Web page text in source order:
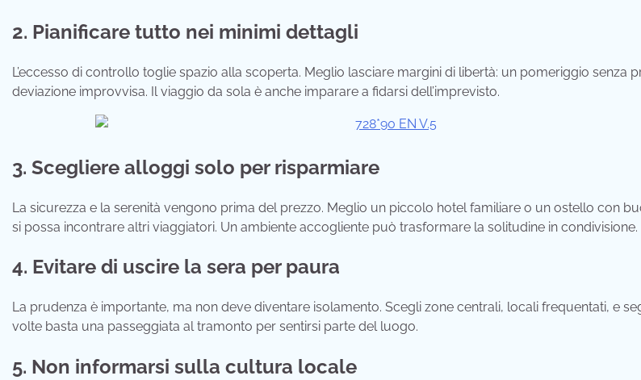
2. Pianificare tutto nei minimi dettagli
L’eccesso di controllo toglie spazio alla scoperta. Meglio lasciare margini di libertà: un pomeriggio senza
deviazione improvvisa. Il viaggio da sola è anche imparare a fidarsi dell’imprevisto.
3. Scegliere alloggi solo per risparmiare
La sicurezza e la serenità vengono prima del prezzo. Meglio un piccolo hotel familiare o un ostello con
si possa incontrare altri viaggiatori. Un ambiente accogliente può trasformare la solitudine in condivisione.
4. Evitare di uscire la sera per paura
La prudenza è importante, ma non deve diventare isolamento. Scegli zone centrali, locali frequentati, e
volte basta una passeggiata al tramonto per sentirsi parte del luogo.
5. Non informarsi sulla cultura locale